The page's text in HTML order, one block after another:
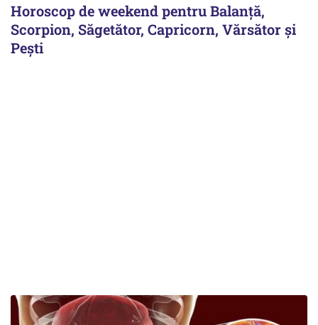
Horoscop de weekend pentru Balanță,
Scorpion, Săgetător, Capricorn, Vărsător și
Pești